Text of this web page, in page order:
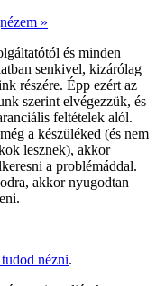
»
és minden
senkivel, kizárólag
részére. Épp ezért az
szerint elvégezzük, és
feltételek alól.
a készüléked (és nem
lesznek), akkor
a problémáddal.
akkor nyugodtan
nézni.